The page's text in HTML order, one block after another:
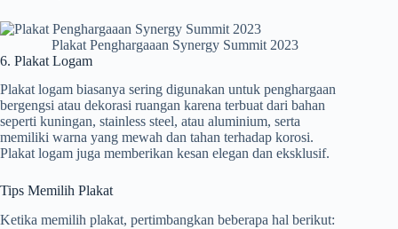
Plakat Penghargaaan Synergy Summit 2023
6. Plakat Logam
Plakat logam biasanya sering digunakan untuk penghargaan
bergengsi atau dekorasi ruangan karena terbuat dari bahan
seperti kuningan, stainless steel, atau aluminium, serta
memiliki warna yang mewah dan tahan terhadap korosi.
Plakat logam juga memberikan kesan elegan dan eksklusif.
Tips Memilih Plakat
Ketika memilih plakat, pertimbangkan beberapa hal berikut: